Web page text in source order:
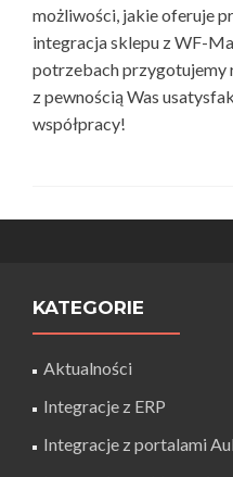
możliwości, jakie oferuje
integracja sklepu z WF-
potrzebach przygotujemy
z pewnością Was
współpracy!
KATEGORIE
Aktualności
Integracje z ERP
Integracje z portalami